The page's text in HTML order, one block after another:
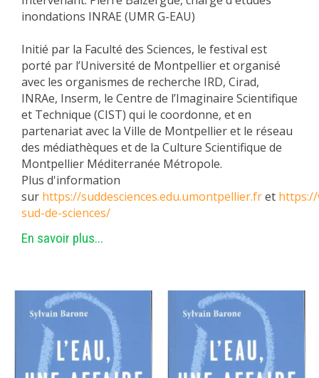
inondations INRAE (UMR G-EAU)
Initié par la Faculté des Sciences, le festival est
porté par l’Université de Montpellier et organisé
avec les organismes de recherche IRD, Cirad,
INRAe, Inserm, le Centre de l’Imaginaire Scientifique
et Technique (CIST) qui le coordonne, et en
partenariat avec la Ville de Montpellier et le réseau
des médiathèques et de la Culture Scientifique de
Montpellier Méditerranée Métropole.
Plus d'information
sur https://suddesciences.edu.umontpellier.fret
sud-de-sciences/
En savoir plus...